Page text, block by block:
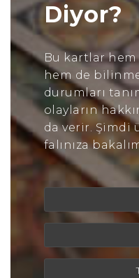
Diyor?
Bu kartlar
hem de
durumları
olayların
da verir. Şimdi
falınıza